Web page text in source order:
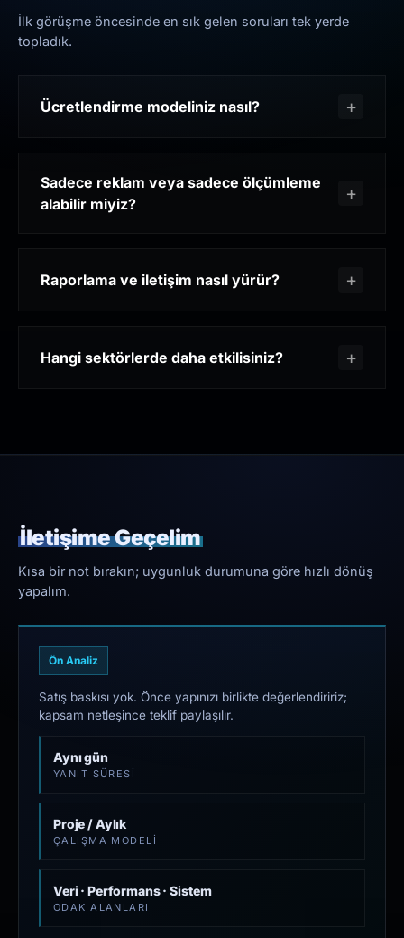
İlk görüşme öncesinde en sık gelen soruları tek yerde
topladık.
Ücretlendirme modeliniz nasıl?
Sadece reklam veya sadece ölçümleme
alabilir miyiz?
Raporlama ve iletişim nasıl yürür?
Hangi sektörlerde daha etkilisiniz?
İletişime Geçelim
Kısa bir not bırakın; uygunluk durumuna göre hızlı dönüş
yapalım.
Ön Analiz
Satış baskısı yok. Önce yapınızı birlikte değerlendiririz;
kapsam netleşince teklif paylaşılır.
Aynı gün
YANIT SÜRESI
Proje / Aylık
ÇALIŞMA MODELI
Veri · Performans · Sistem
ODAK ALANLARI